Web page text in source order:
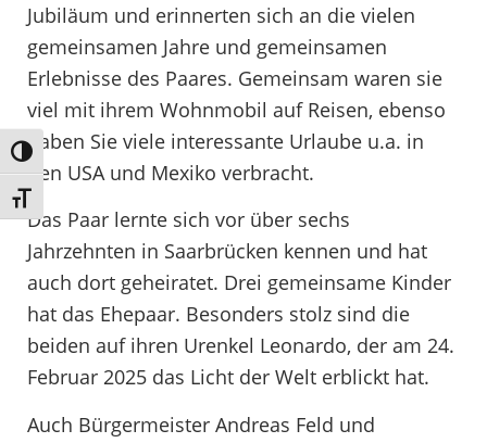
Umschalten auf hohe Kontraste
Schrift vergrößern
Jubiläum und erinnerten sich an die vielen
gemeinsamen Jahre und gemeinsamen
Erlebnisse des Paares. Gemeinsam waren sie
viel mit ihrem Wohnmobil auf Reisen, ebenso
haben Sie viele interessante Urlaube u.a. in
den USA und Mexiko verbracht.
Das Paar lernte sich vor über sechs
Jahrzehnten in Saarbrücken kennen und hat
auch dort geheiratet. Drei gemeinsame Kinder
hat das Ehepaar. Besonders stolz sind die
beiden auf ihren Urenkel Leonardo, der am 24.
Februar 2025 das Licht der Welt erblickt hat.
Auch Bürgermeister Andreas Feld und